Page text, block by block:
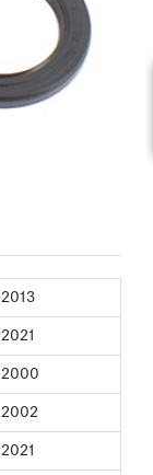
2013
2021
2000
2002
2021